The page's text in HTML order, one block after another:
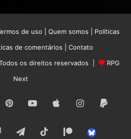
de uso Quem somos
Políticas
de comentários
Contato
os direitos reservados |
RPG
Next
PinterestYouTubeAppleInstagram
TwitchTelegramTikTokPatreon